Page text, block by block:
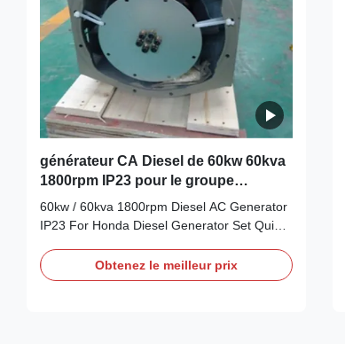
générateur CA Diesel de 60kw 60kva
1800rpm IP23 pour le groupe
électrogène diesel de Honda
60kw / 60kva 1800rpm Diesel AC Generator
IP23 For Honda Diesel Generator Set Quick
WERNA Color According to the international
standard color card Feature AC brushless
Obtenez le meilleur prix